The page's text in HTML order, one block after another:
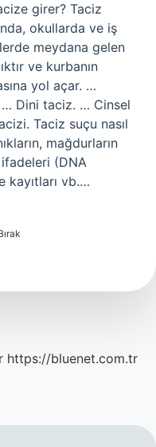
girer? Taciz
okullarda ve iş
meydana gelen
ve kurbanın
yol açar. …
Dini taciz. … Cinsel
Taciz suçu nasıl
mağdurların
ifadeleri (DNA
kayıtları vb.…
https://bluenet.com.tr